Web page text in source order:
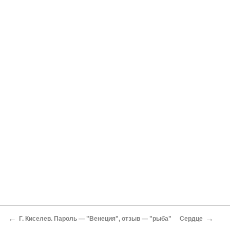
← Г. Киселев. Пароль — "Венеция", отзыв — "рыба" Сердце →